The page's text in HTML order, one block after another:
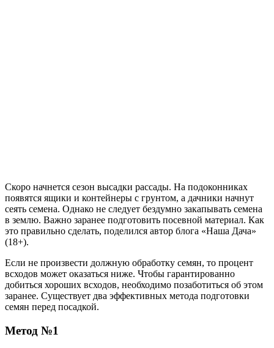
Скоро начнется сезон высадки рассады. На подоконниках
появятся ящики и контейнеры с грунтом, а дачники начнут
сеять семена. Однако не следует бездумно закапывать семена
в землю. Важно заранее подготовить посевной материал. Как
это правильно сделать, поделился автор блога «Наша Дача»
(18+).
Если не произвести должную обработку семян, то процент
всходов может оказаться ниже. Чтобы гарантированно
добиться хороших всходов, необходимо позаботиться об этом
заранее. Существует два эффективных метода подготовки
семян перед посадкой.
Метод №1